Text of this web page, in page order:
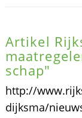
Artikel
schap"
http://
dijksma/